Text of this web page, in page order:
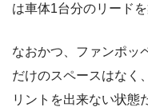
は車体1台分のリード
なおかつ、ファンポッ
だけのスペースはなく
リントを出来ない状態